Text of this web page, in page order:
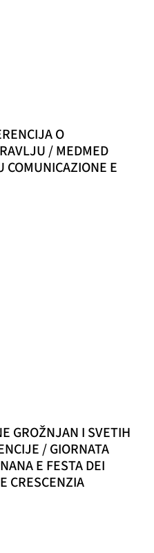
O
/ MEDMED
COMUNICAZIONE E
GROŽNJAN I SVETIH
/ GIORNATA
E FESTA DEI
CRESCENZIA